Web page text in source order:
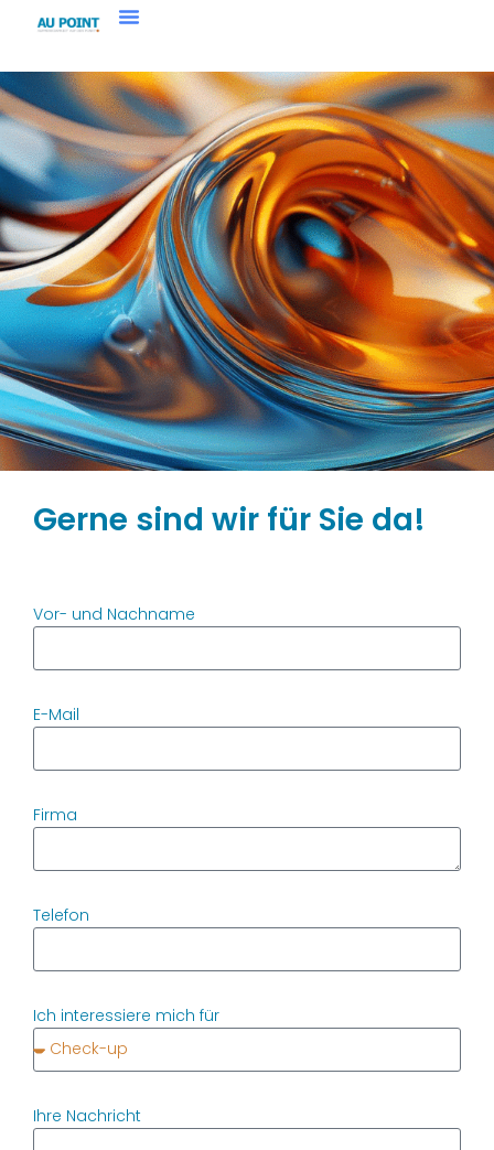
Gerne sind wir für Sie da!
Vor- und Nachname
E-Mail
Firma
Telefon
Ich interessiere mich für
Ihre Nachricht